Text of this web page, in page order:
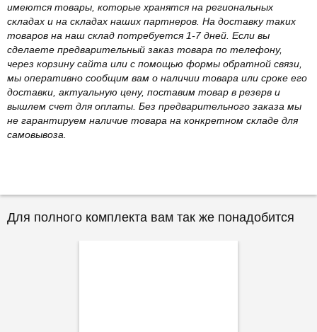
имеются товары, которые хранятся на региональных
складах и на складах наших партнеров. На доставку таких
товаров на наш склад потребуется 1-7 дней. Если вы
сделаете предварительный заказ товара по телефону,
через корзину сайта или с помощью формы обратной связи,
мы оперативно сообщим вам о наличии товара или сроке его
доставки, актуальную цену, поставим товар в резерв и
вышлем счет для оплаты. Без предварительного заказа мы
не гарантируем наличие товара на конкретном складе для
самовывоза.
Для полного комплекта вам так же понадобится